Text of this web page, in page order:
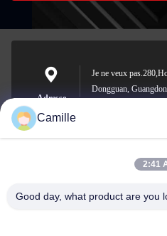
Adresse
Je ne veux
Dongguan,
E-mail
Camille
2:41
Good day, what product are you